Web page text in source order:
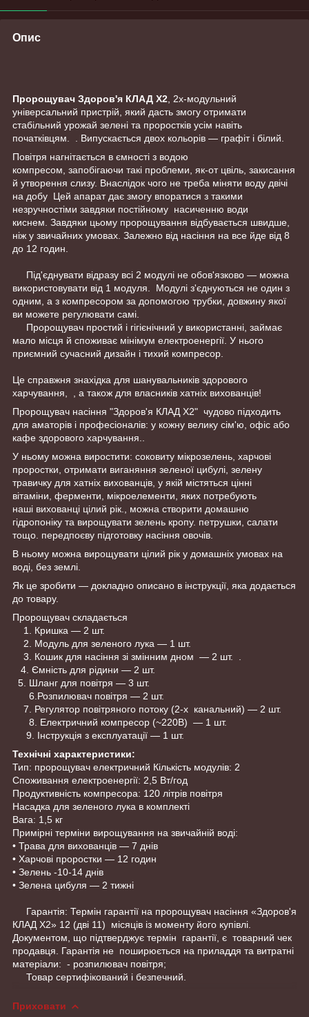
Опис
Пророщувач Здоров'я КЛАД Х2 , 2х-модульний
універсальний пристрій, який дасть змогу отримати
стабільний урожай зелені та проростків усім навіть
початківцям. . Випускається двох кольорів — графіт і білий.
Повітря нагнітається в ємності з водою
компресом, запобігаючи такі проблеми, як-от цвіль, закисання
й утворення слизу. Внаслідок чого не треба міняти воду двічі
на добу Цей апарат дає змогу впоратися з такими
незручностіми завдяки постійному насиченню води
киснем. Завдяки цьому пророщування відбувається швидше,
ніж у звичайних умовах. Залежно від насіння на все йде від 8
до 12 годин.
Під'єднувати відразу всі 2 модулі не обов'язково — можна
використовувати від 1 модуля. Модулі з'єднуються не один з
одним, а з компресором за допомогою трубки, довжину якої
ви можете регулювати самі.
Пророщувач простий і гігієнічний у використанні, займає
мало місця й споживає мінімум електроенергії. У нього
приємний сучасний дизайн і тихий компресор.
Це справжня знахідка для шанувальників здорового
харчування, , а також для власників хатніх вихованців!
Пророщувач насіння "Здоров'я КЛАД Х2" чудово підходить
для аматорів і професіоналів: у кожну велику сім'ю, офіс або
кафе здорового харчування..
У ньому можна виростити: соковиту мікрозелень, харчові
проростки, отримати виганяння зеленої цибулі, зелену
травичку для хатніх вихованців, у якій містяться цінні
вітаміни, ферменти, мікроелементи, яких потребують
наші вихованці цілий рік., можна створити домашню
гідропоніку та вирощувати зелень кропу. петрушки, салати
тощо. передпоєву підготовку насіння овочів.
В ньому можна вирощувати цілий рік у домашніх умовах на
воді, без землі.
Як це зробити — докладно описано в інструкції, яка додається
до товару.
Пророщувач складається
1. Кришка — 2 шт.
2. Модуль для зеленого лука — 1 шт.
3. Кошик для насіння зі змінним дном — 2 шт. .
4. Ємність для рідини — 2 шт.
5. Шланг для повітря — 3 шт.
6.Розпилювач повітря — 2 шт.
7. Регулятор повітряного потоку (2-х канальний) — 2 шт.
8. Електричний компресор (~220В) — 1 шт.
9. Інструкція з експлуатації — 1 шт.
Технічні характеристики:
Тип: пророщувач електричний Кількість модулів: 2
Споживання електроенергії: 2,5 Вт/год
Продуктивність компресора: 120 літрів повітря
Насадка для зеленого лука в комплекті
Вага: 1,5 кг
Примірні терміни вирощування на звичайній воді:
• Трава для вихованців — 7 днів
• Харчові проростки — 12 годин
• Зелень -10-14 днів
• Зелена цибуля — 2 тижні
Гарантія: Термін гарантії на пророщувач насіння «Здоров'я
КЛАД Х2» 12 (дві 11) місяців із моменту його купівлі.
Документом, що підтверджує термін гарантії, є товарний чек
продавця. Гарантія не поширюється на приладдя та витратні
матеріали: - розпилювач повітря;
Товар сертифікований і безпечний.
Приховати